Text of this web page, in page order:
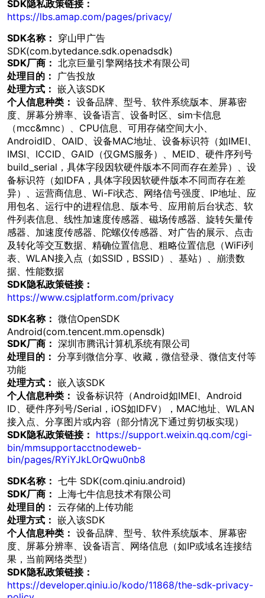
SDK隐私政策链接：
https://lbs.amap.com/pages/privacy/
SDK名称： 穿山甲广告
SDK(com.bytedance.sdk.openadsdk)
SDK厂商： 北京巨量引擎网络技术有限公司
处理目的： 广告投放
处理方式： 嵌入该SDK
个人信息种类： 设备品牌、型号、软件系统版本、屏幕密
度、屏幕分辨率、设备语言、设备时区、sim卡信息
（mcc&mnc）、CPU信息、可用存储空间大小、
AndroidID、OAID、设备MAC地址、设备标识符（如IMEI、
IMSI、ICCID、GAID（仅GMS服务）、MEID、硬件序列号
build_serial，具体字段因软硬件版本不同而存在差异）、设
备标识符（如IDFA，具体字段因软硬件版本不同而存在差
异）、运营商信息、Wi-Fi状态、网络信号强度、IP地址、应
用包名、运行中的进程信息、版本号、应用前后台状态、软
件列表信息、线性加速度传感器、磁场传感器、旋转矢量传
感器、加速度传感器、陀螺仪传感器、对广告的展示、点击
及转化等交互数据、精确位置信息、粗略位置信息（WiFi列
表、WLAN接入点（如SSID，BSSID）、基站）、崩溃数
据、性能数据
SDK隐私政策链接：
https://www.csjplatform.com/privacy
SDK名称： 微信OpenSDK
Android(com.tencent.mm.opensdk)
SDK厂商： 深圳市腾讯计算机系统有限公司
处理目的： 分享到微信分享、收藏，微信登录、微信支付等
功能
处理方式： 嵌入该SDK
个人信息种类： 设备标识符（Android如IMEI、Android
ID、硬件序列号/Serial，iOS如IDFV），MAC地址、WLAN
接入点、分享图片或内容（部分情况下通过剪切板实现）
SDK隐私政策链接： https://support.weixin.qq.com/cgi-
bin/mmsupportacctnodeweb-
bin/pages/RYiYJkLOrQwu0nb8
SDK名称： 七牛 SDK(com.qiniu.android)
SDK厂商： 上海七牛信息技术有限公司
处理目的： 云存储的上传功能
处理方式： 嵌入该SDK
个人信息种类： 设备品牌、型号、软件系统版本、屏幕密
度、屏幕分辨率、设备语言、网络信息（如IP或域名连接结
果，当前网络类型）
SDK隐私政策链接：
https://developer.qiniu.io/kodo/11868/the-sdk-privacy-